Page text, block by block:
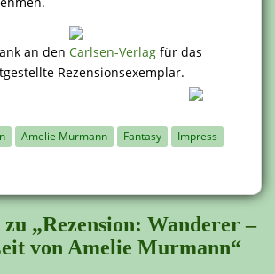
an den Carlsen-Verlag für das
Rezensionsexemplar.
Amelie Murmann Fantasy
Impress
zu „Rezension: Wanderer –
von Amelie Murmann“